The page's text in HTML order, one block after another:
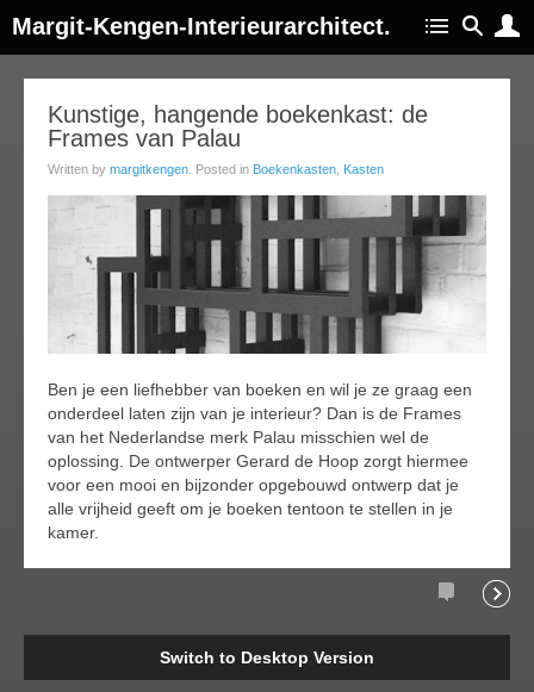
Margit-Kengen-Interieurarchitect.
Kunstige, hangende boekenkast: de
Frames van Palau
Written by margitkengen . Posted in Boekenkasten Kasten
Ben je een liefhebber van boeken en wil je ze graag een
onderdeel laten zijn van je interieur? Dan is de Frames
van het Nederlandse merk Palau misschien wel de
oplossing. De ontwerper Gerard de Hoop zorgt hiermee
voor een mooi en bijzonder opgebouwd ontwerp dat je
alle vrijheid geeft om je boeken tentoon te stellen in je
kamer.
Comments
Switch to Desktop Version